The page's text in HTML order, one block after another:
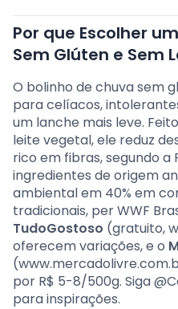
Por que Escolher
Sem Glúten e Sem
O bolinho de chuva sem
para celíacos,
um lanche mais leve.
leite vegetal, ele reduz
rico em fibras, segundo a
ingredientes de origem
ambiental em 40% em
tradicionais, per WWF
TudoGostoso (gratuito,
oferecem variações, e o
por R$ 5-8/500g. Siga
para inspirações.